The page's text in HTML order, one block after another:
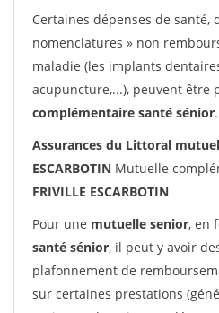
Certaines dépenses de santé,
nomenclatures » non
maladie (les implants
acupuncture,...), peuvent être
complémentaire santé sénior.
Assurances du Littoral
ESCARBOTIN Mutuelle
FRIVILLE ESCARBOTIN
Pour une mutuelle senior, en
santé sénior, il peut y avoir
plafonnement de
sur certaines prestations